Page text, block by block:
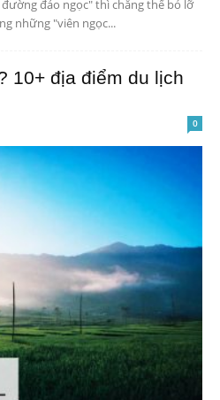
đảo ngọc" thì chẳng thể bỏ lỡ
những "viên ngọc...
10+ địa điểm du lịch
0